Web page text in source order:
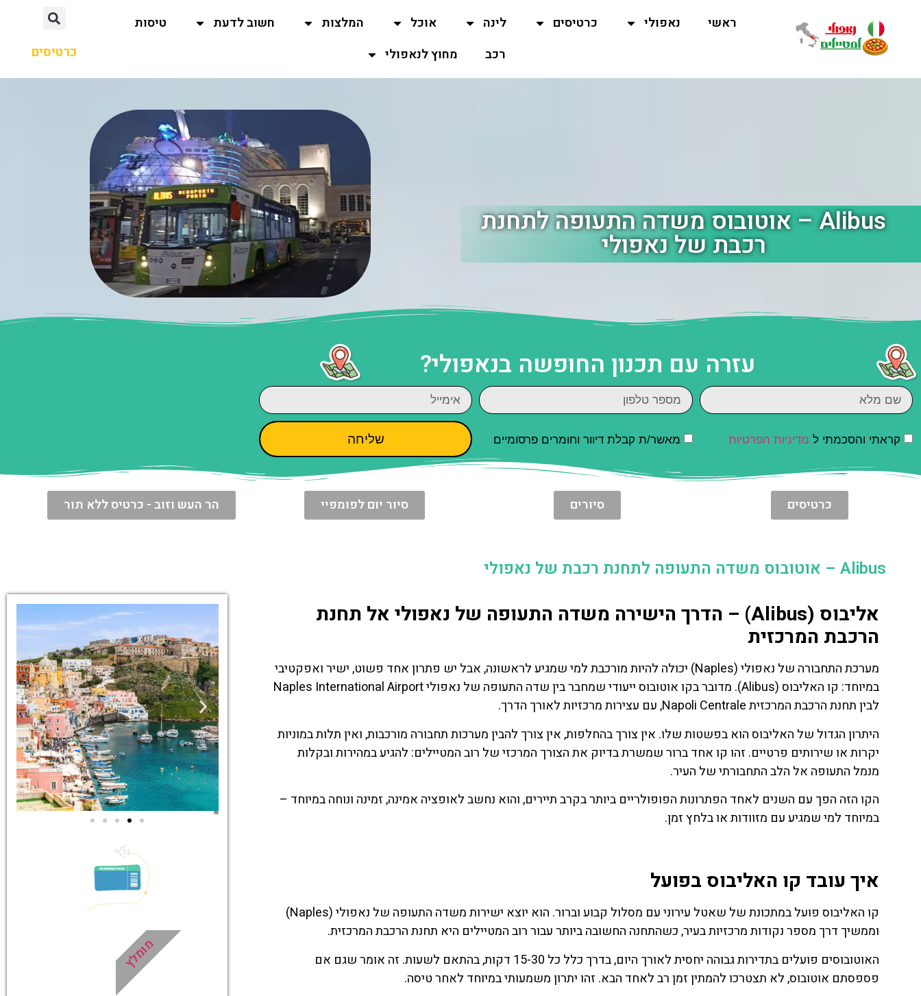
ראשי נאפולי כרטיסים לינה אוכל המלצות חשוב לדעת
טיסות
רכב
מחוץ לנאפולי כרטיסים
Alibus – אוטובוס משדה התעופה לתחנת
רכבת של נאפולי
עזרה עם תכנון החופשה בנאפולי?
קראתי והסכמתי ל מדיניות הפרטיות מאשר/ת קבלת דיוור וחומרים פרסומיים שליחה
כרטיסים סיורים סיור יום לפומפיי הר העש וזוב - כרטיס ללא תור
Alibus – אוטובוס משדה התעופה לתחנת רכבת של נאפולי
אליבוס (Alibus) – הדרך הישירה משדה התעופה של נאפולי אל תחנת
הרכבת המרכזית
מערכת התחבורה של נאפולי (Naples) יכולה להיות מורכבת למי שמגיע לראשונה, אבל יש פתרון אחד פשוט, ישיר ואפקטיבי
במיוחד: קו האליבוס (Alibus). מדובר בקו אוטובוס ייעודי שמחבר בין שדה התעופה של נאפולי Naples International Airport
לבין תחנת הרכבת המרכזית Napoli Centrale, עם עצירות מרכזיות לאורך הדרך.
היתרון הגדול של האליבוס הוא בפשטות שלו. אין צורך בהחלפות, אין צורך להבין מערכות תחבורה מורכבות, ואין תלות במוניות
יקרות או שירותים פרטיים. זהו קו אחד ברור שמשרת בדיוק את הצורך המרכזי של רוב המטיילים: להגיע במהירות ובקלות
מנמל התעופה אל הלב התחבורתי של העיר.
הקו הזה הפך עם השנים לאחד הפתרונות הפופולריים ביותר בקרב תיירים, והוא נחשב לאופציה אמינה, זמינה ונוחה במיוחד –
במיוחד למי שמגיע עם מזוודות או בלחץ זמן.
איך עובד קו האליבוס בפועל
קו האליבוס פועל במתכונת של שאטל עירוני עם מסלול קבוע וברור. הוא יוצא ישירות משדה התעופה של נאפולי (Naples)
וממשיך דרך מספר נקודות מרכזיות בעיר, כשהתחנה החשובה ביותר עבור רוב המטיילים היא תחנת הרכבת המרכזית.
האוטובוסים פועלים בתדירות גבוהה יחסית לאורך היום, בדרך כלל כל 15-30 דקות, בהתאם לשעות. זה אומר שגם אם
פספסתם אוטובוס, לא תצטרכו להמתין זמן רב לאחד הבא. זהו יתרון משמעותי במיוחד לאחר טיסה.
מציאת
לחצו
השוואת מחירים
לחצו פה!
איטליה!
סיורים
הדרכה מקצועית
ואינפורמטיבית
במיוחד עבורכם!
לחצו פה!
מומלץ